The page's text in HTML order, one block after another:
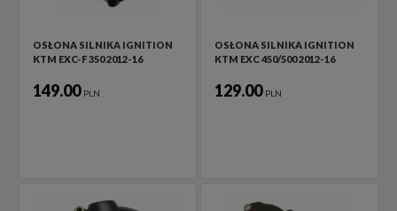
OSŁONA SILNIKA IGNITION
KTM EXC-F 350 2012-16
149.00 PLN
OSŁONA SILNIKA IGNITION
KTM EXC 450/500 2012-16
129.00 PLN